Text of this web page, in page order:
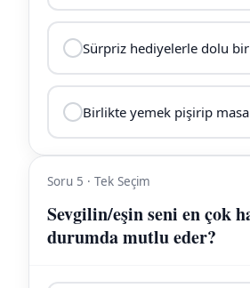
Sürpriz hediyelerle dolu
Birlikte yemek pişirip
Soru 5 · Tek Seçim
Sevgilin/eşin seni en çok
durumda mutlu eder?